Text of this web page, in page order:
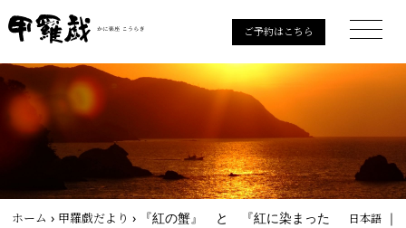
ご予約はこちら
ホーム › 甲羅戯だより › 『紅の蟹』 と 『紅に染まった
日本語 ｜